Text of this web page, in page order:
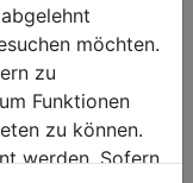
1.160
möchten.
zu
Funktionen
zu können.
werden. Sofern